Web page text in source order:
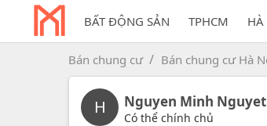
BẤT ĐỘNG SẢN TPHCM
Bán chung cư Bán chung cư Hà
H Nguyen Minh Nguyet
Có thể chính chủ